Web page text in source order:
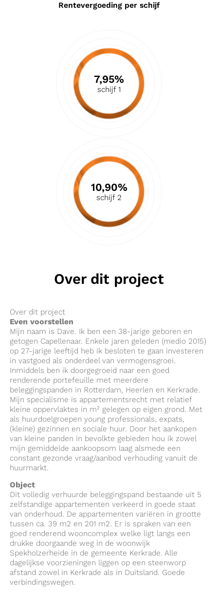
Rentevergoeding per schijf
7,95%
schijf 1
10,90%
schijf 2
Over dit project
Over dit project
Even voorstellen
Mijn naam is Dave. Ik ben een 38-jarige geboren en
getogen Capellenaar. Enkele jaren geleden (medio 2015)
op 27-jarige leeftijd heb ik besloten te gaan investeren
in vastgoed als onderdeel van vermogensgroei.
Inmiddels ben ik doorgegroeid naar een goed
renderende portefeuille met meerdere
beleggingspanden in Rotterdam, Heerlen en Kerkrade.
Mijn specialisme is appartementsrecht met relatief
kleine oppervlaktes in m² gelegen op eigen grond. Met
als huurdoelgroepen young professionals, expats,
(kleine) gezinnen en sociale huur. Door het aankopen
van kleine panden in bevolkte gebieden hou ik zowel
mijn gemiddelde aankoopsom laag alsmede een
constant gezonde vraag/aanbod verhouding vanuit de
huurmarkt.
Object
Dit volledig verhuurde beleggingspand bestaande uit 5
zelfstandige appartementen verkeerd in goede staat
van onderhoud. De appartementen variëren in grootte
tussen ca. 39 m2 en 201 m2. Er is spraken van een
goed renderend wooncomplex welke ligt langs een
drukke doorgaande weg in de woonwijk
Spekholzerheide in de gemeente Kerkrade. Alle
dagelijkse voorzieningen liggen op een steenworp
afstand zowel in Kerkrade als in Duitsland. Goede
verbindingswegen.